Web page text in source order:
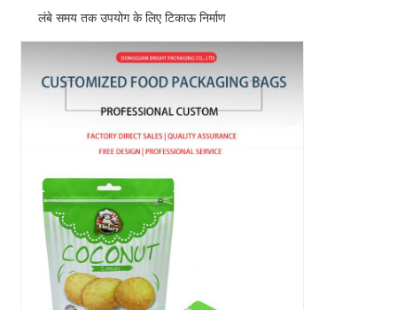
लंबे समय तक उपयोग के लिए टिकाऊ निर्माण